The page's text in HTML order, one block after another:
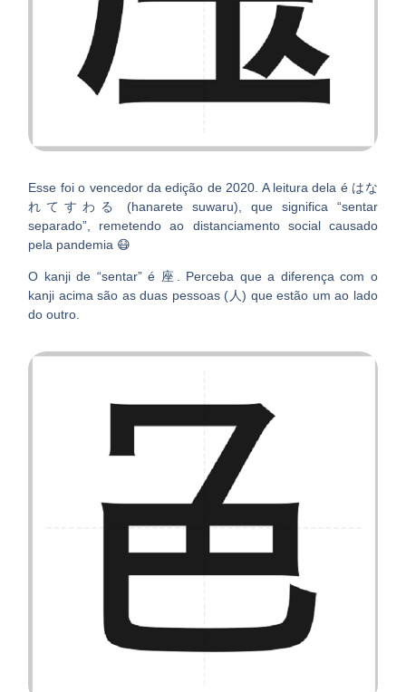
Esse foi o vencedor da edição de 2020. A leitura dela é はな
れてすわる (hanarete suwaru), que significa “sentar
separado”, remetendo ao distanciamento social causado
pela pandemia 😷
O kanji de “sentar” é 座. Perceba que a diferença com o
kanji acima são as duas pessoas (人) que estão um ao lado
do outro.